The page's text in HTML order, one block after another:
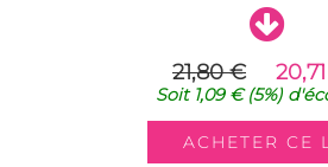
21,80 €
Soit 1,09 €(5%)